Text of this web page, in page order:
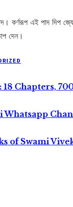
কর্ণরূপ এই পাদ দিপ
দেন।
Chapters,
Whatsapp
of Swami